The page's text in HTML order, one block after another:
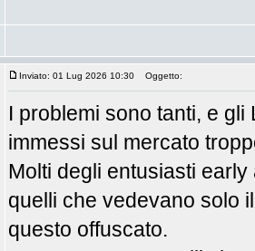
Inviato: 01 Lug 2026 10:30 Oggetto:
I problemi sono tanti, e
immessi sul mercato
Molti degli entusiasti
quelli che vedevano solo
questo offuscato.